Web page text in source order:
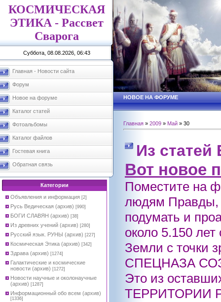
КОСМИЧЕСКАЯ
ЭТИКА - Рассвет
Сварога
Суббота, 08.08.2026, 06:43
Главная - Новости сайта
Форум
Новое на форуме
Каталог статей
Фотоальбомы
Каталог файлов
Гостевая книга
Обратная связь
Категории
Объявления и информация [2]
Русь Ведическая (архив) [990]
БОГИ СЛАВЯН (архив) [38]
Из древних учений (архив) [280]
Русский язык. РУНЫ (архив) [227]
Космическая Этика (архив) [342]
Здрава (архив) [1274]
Галактические и космические
новости (архив) [1272]
Новости научные и околонаучные
(архив) [1287]
Информационный обо всем (архив)
[1336]
НОВОЕ НА ФОРУМЕ
Главная » 2009 » Май » 30
Из
Вот новое
Поместите на
людям Правды,
подумать и
около 5.150
Земли с
СПЕЦНАЗА
Это из
ТЕРРИТОРИИ